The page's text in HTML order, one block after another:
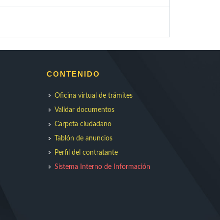
CONTENIDO
Oficina virtual de trámites
Validar documentos
Carpeta ciudadano
Tablón de anuncios
Perfil del contratante
Sistema Interno de Información